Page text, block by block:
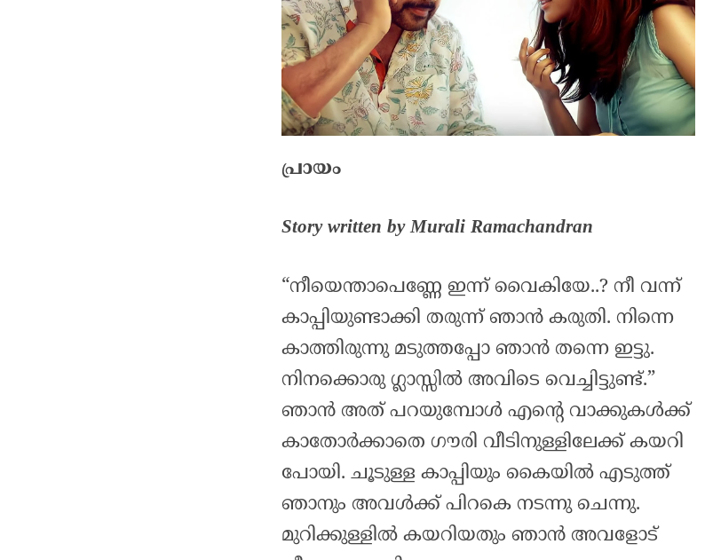
പ്രായം
Story written by Murali Ramachandran
“നീയെന്താപെണ്ണേ ഇന്ന് വൈകിയേ..? നീ വന്ന്
കാപ്പിയുണ്ടാക്കി തരുന്ന് ഞാൻ കരുതി. നിന്നെ
കാത്തിരുന്നു മടുത്തപ്പോ ഞാൻ തന്നെ ഇട്ടു.
നിനക്കൊരു ഗ്ലാസ്സിൽ അവിടെ വെച്ചിട്ടുണ്ട്‌.”
ഞാൻ അത് പറയുമ്പോൾ എന്റെ വാക്കുകൾക്ക്
കാതോർക്കാതെ ഗൗരി വീടിനുള്ളിലേക്ക് കയറി
പോയി. ചൂടുള്ള കാപ്പിയും കൈയിൽ എടുത്ത്
ഞാനും അവൾക്ക് പിറകെ നടന്നു ചെന്നു.
മുറിക്കുള്ളിൽ കയറിയതും ഞാൻ അവളോട്‌